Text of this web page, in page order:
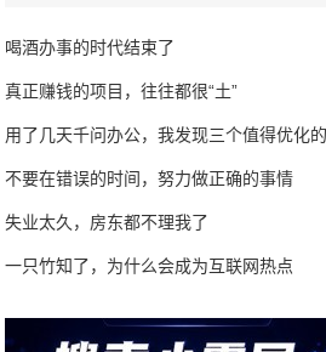
喝酒办事的时代结束了
真正赚钱的项目，往往都很“土”
用了几天千问办公，我发现三个值得优化
不要在错误的时间，努力做正确的事情
失业太久，房东都不理我了
一只竹知了，为什么会成为互联网热点